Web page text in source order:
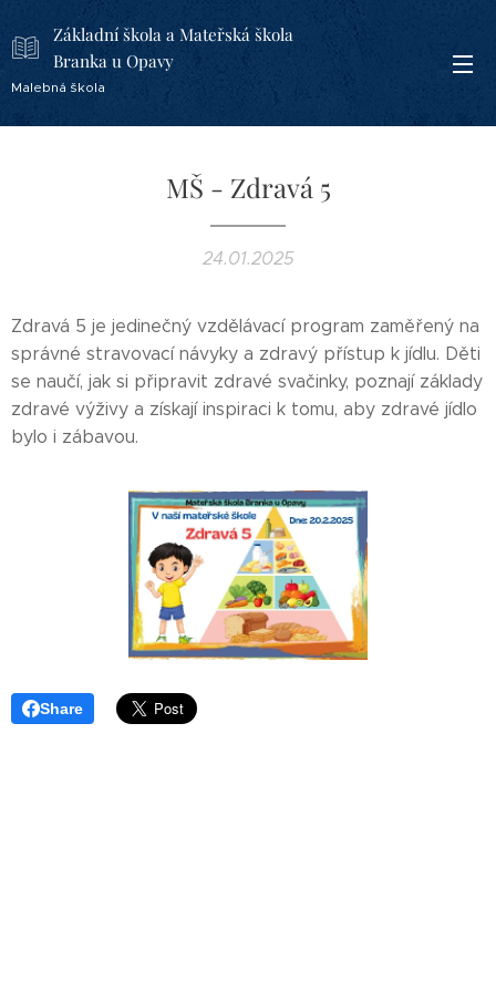
Základní škola a Mateřská škola
Branka u Opavy
Malebná škola
MŠ - Zdravá 5
24.01.2025
Zdravá 5 je jedinečný vzdělávací program zaměřený na
správné stravovací návyky a zdravý přístup k jídlu. Děti
se naučí, jak si připravit zdravé svačinky, poznají základy
zdravé výživy a získají inspiraci k tomu, aby zdravé jídlo
bylo i zábavou.
Share